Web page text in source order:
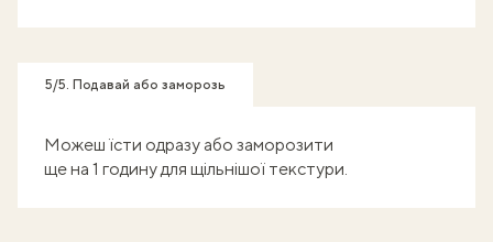
5/5. Подавай або заморозь
Можеш їсти одразу або заморозити
ще на 1 годину для щільнішої текстури.